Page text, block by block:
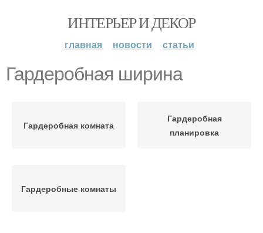
ИНТЕРЬЕР И ДЕКОР
главная новости статьи
Гардеробная ширина
Гардеробная комната
Гардеробная
планировка
Гардеробные комнаты